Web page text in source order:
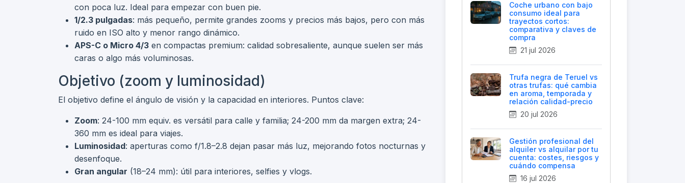
con poca luz. Ideal para empezar con buen pie.
1/2.3 pulgadas: más pequeño, permite grandes zooms y precios más bajos, pero con más
ruido en ISO alto y menor rango dinámico.
APS-C o Micro 4/3 en compactas premium: calidad sobresaliente, aunque suelen ser más
caras o algo más voluminosas.
Objetivo (zoom y luminosidad)
El objetivo define el ángulo de visión y la capacidad en interiores. Puntos clave:
Zoom: 24-100 mm equiv. es versátil para calle y familia; 24-200 mm da margen extra; 24-
360 mm es ideal para viajes.
Luminosidad: aperturas como f/1.8–2.8 dejan pasar más luz, mejorando fotos nocturnas y
desenfoque.
Gran angular (18–24 mm): útil para interiores, selfies y vlogs.
Coche urbano con bajo
consumo ideal para
trayectos cortos:
comparativa y claves de
compra
21 jul 2026
Trufa negra de Teruel vs
otras trufas: qué cambia
en aroma, temporada y
relación calidad-precio
20 jul 2026
Gestión profesional del
alquiler vs alquilar por tu
cuenta: costes, riesgos y
cuándo compensa
16 jul 2026